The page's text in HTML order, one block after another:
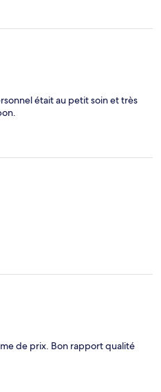
était au petit soin et très
de prix. Bon rapport qualité